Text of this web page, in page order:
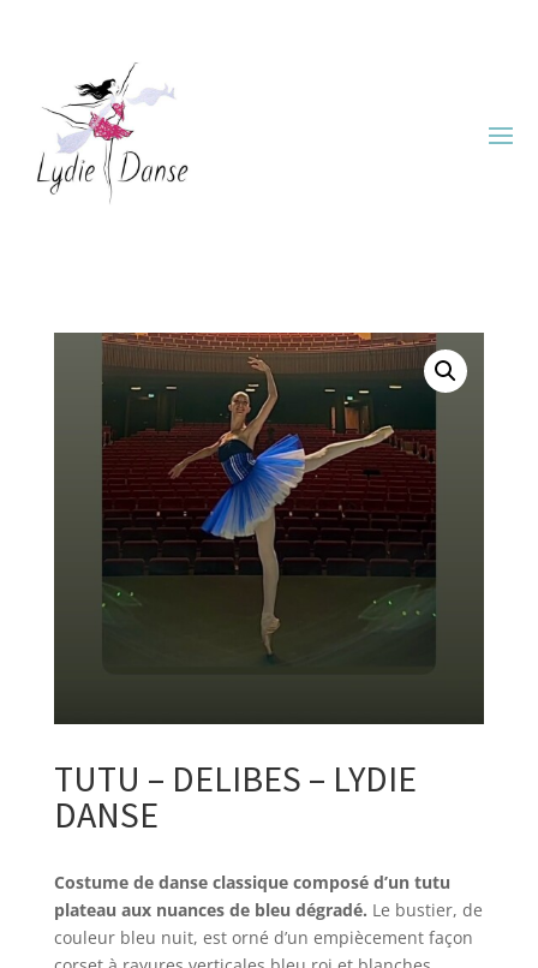
TUTU – DELIBES – LYDIE
DANSE
Costume de danse classique composé d’un tutu
plateau aux nuances de bleu dégradé. Le bustier, de
couleur bleu nuit, est orné d’un empiècement façon